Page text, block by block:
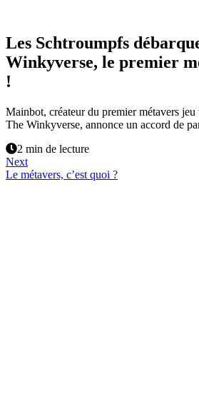
Les Schtroumpfs
Winkyverse, le premier
!
Mainbot, créateur du premier métavers
The Winkyverse, annonce un accord de
2 min de lecture
Next
Le métavers, c’est quoi ?